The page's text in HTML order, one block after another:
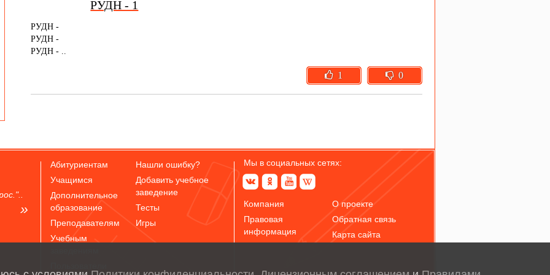
РУДН - 1
РУДН -
РУДН -
РУДН - ..
1 0
Абитуриентам
Учащимся
Дополнительное
образование
Преподавателям
Учебным
Нашли ошибку?
Добавить учебное
заведение
Тесты
Игры
Мы в социальных сетях:
Компания
Правовая
информация
О проекте
Обратная связь
Карта сайта